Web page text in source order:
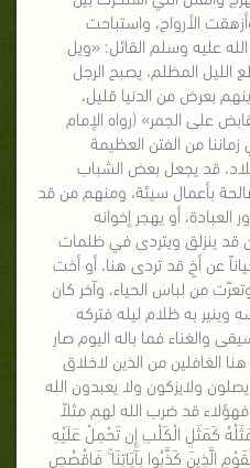
الأرواح، واستباحت
عليه وسلم القائل: «ويل
المظلم، يصبح الرجل
بعرض من الدنيا قليل،
على الجمر» (رواه الإمام
من الفتن العظيمة
قد يجعل بعض الشباب
بأعمال سيئة، ومنهم من قد
أو يهجر إخوانه
قد ينزلق ويتردى في ظلمات
عن أخٍ قد تردى هنا، أو أخت
من لباس الحياء، وآخر كان
وينير به ظلام ليله فتركه
والغناء فما باله اليوم صار
الغافلين من الذين لاخلاق
ولايزكون ولا يعبدون الله
قد ضرب الله لهم مثلاً
كَمَثَلِ الْكَلْبِ إِن تَحْمِلْ عَلَيْهِ
الَّذِينَ كَذَّبُوا بِآيَاتِنَا ۚ فَاقْصُصِ